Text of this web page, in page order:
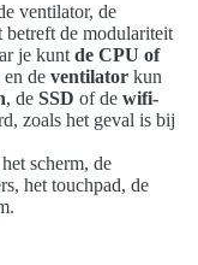
ventilator, de
de modulariteit
je kunt de CPU of
en de ventilator kun
, de SSD of de wifi-
zoals het geval is bij
scherm, de
het touchpad, de